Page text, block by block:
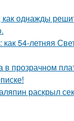
однажды
54-летняя
прозрачном
раскрыл